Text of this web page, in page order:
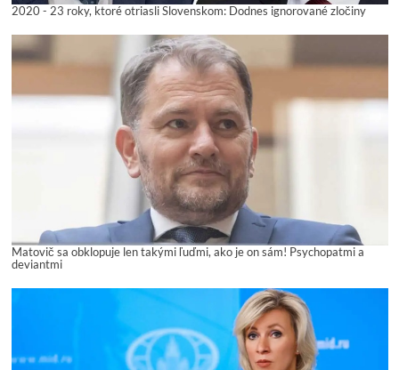
2020 - 23 roky, ktoré otriasli Slovenskom: Dodnes ignorované zločiny
Matovič sa obklopuje len takými ľuďmi, ako je on sám! Psychopatmi a
deviantmi